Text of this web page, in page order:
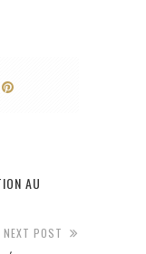
AU
NEXT POST